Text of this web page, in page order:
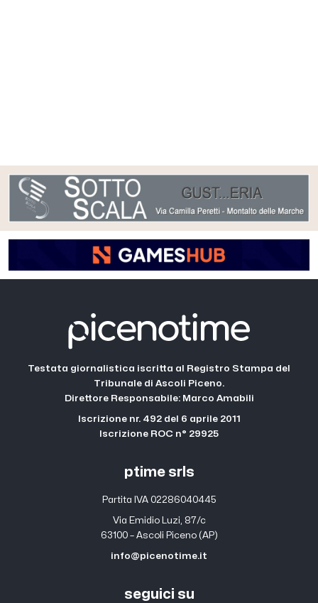
Testata giornalistica iscritta al Registro Stampa del
Tribunale di Ascoli Piceno.
Direttore Responsabile: Marco Amabili
Iscrizione nr. 492 del 6 aprile 2011
Iscrizione ROC n° 29925
ptime srls
Partita IVA 02286040445
Via Emidio Luzi, 87/c
63100 – Ascoli Piceno (AP)
info@picenotime.it
seguici su